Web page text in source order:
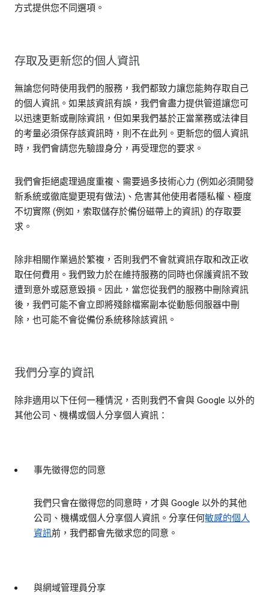
方式提供您不同選項。
存取及更新您的個人資訊
無論您何時使用我們的服務，我們都致力讓您能夠存取自己
的個人資訊。如果該資訊有誤，我們會盡力提供管道讓您可
以迅速更新或刪除資訊，但如果我們基於正當業務或法律目
的考量必須保存該資訊時，則不在此列。更新您的個人資訊
時，我們會請您先驗證身分，再受理您的要求。
我們會拒絕處理過度重複、需要過多技術心力 (例如必須開發
新系統或徹底變更現有做法)、危害其他使用者隱私權、極度
不切實際 (例如，索取儲存於備份磁帶上的資訊) 的存取要
求。
除非相關作業過於繁複，否則我們不會就資訊存取和改正收
取任何費用。我們致力於在維持服務的同時也保護資訊不致
遭到意外或惡意毀損。因此，當您從我們的服務中刪除資訊
後，我們可能不會立即將殘餘檔案副本從動態伺服器中刪
除，也可能不會從備份系統移除該資訊。
我們分享的資訊
除非適用以下任何一種情況，否則我們不會與 Google 以外的
其他公司、機構或個人分享個人資訊：
事先徵得您的同意
我們只會在徵得您的同意時，才與 Google 以外的其他
公司、機構或個人分享個人資訊。分享任何敏感的個人
資訊前，我們都會先徵求您的同意。
與網域管理員分享